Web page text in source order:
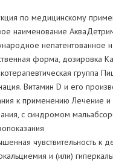
по медицинскому
наименование
непатентованное
форма, дозировка
группа
Витамин D и его
к применению Лечение и
с синдромом
чувствительность к
и (или)